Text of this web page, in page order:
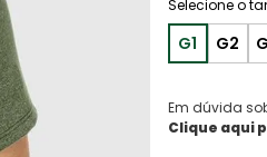
G1 G2
Em dúvida
Clique aqui